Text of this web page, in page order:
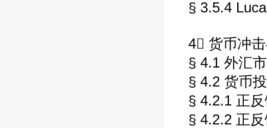
§ 3.5.4
4 货币冲
§ 4.1 外汇
§ 4.2 货币
§ 4.2.1 正
§ 4.2.2 正